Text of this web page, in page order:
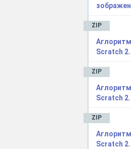
ZIP
Scratch
ZIP
Scratch
ZIP
Scratch